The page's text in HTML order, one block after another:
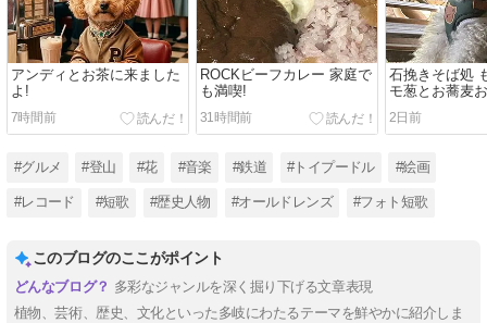
アンディとお茶に来ました
よ!
7時間前
ROCKビーフカレー 家庭で
も満喫!
31時間前
石挽きそば処
モ葱とお蕎麦
2日前
#グルメ #登山 #花 #音楽 #鉄道 #トイプードル #絵画
#レコード #短歌 #歴史人物 #オールドレンズ #フォト短歌
このブログのここがポイント
多彩なジャンルを深く掘り下げる文章表現
植物、芸術、歴史、文化といった多岐にわたるテーマを鮮やかに紹介しま